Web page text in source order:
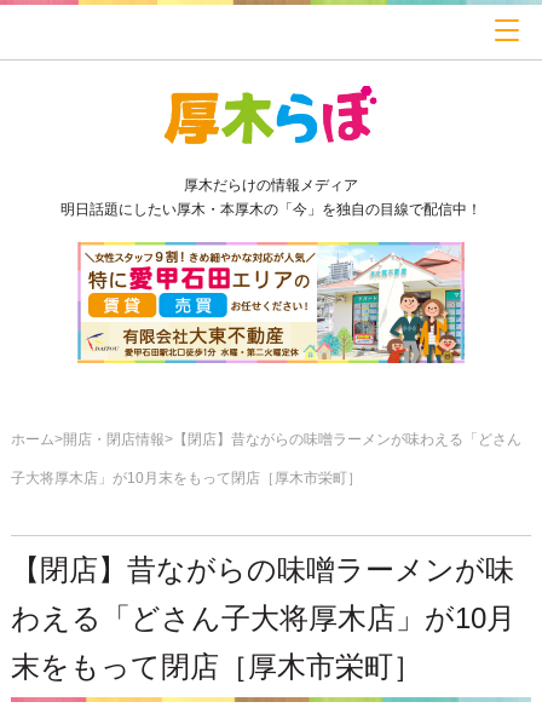
厚木だらけの情報メディア
明日話題にしたい厚木・本厚木の「今」を独自の目線で配信中！
ホーム 開店・閉店情報 【閉店】昔ながらの味噌ラーメンが味わえる「どさん
子大将厚木店」が10月末をもって閉店［厚木市栄町］
【閉店】昔ながらの味噌ラーメンが味
わえる「どさん子大将厚木店」が10月
末をもって閉店［厚木市栄町］